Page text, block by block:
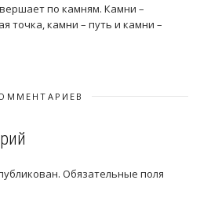
по камням. Камни –
точка, камни – путь и камни –
Обязательные поля